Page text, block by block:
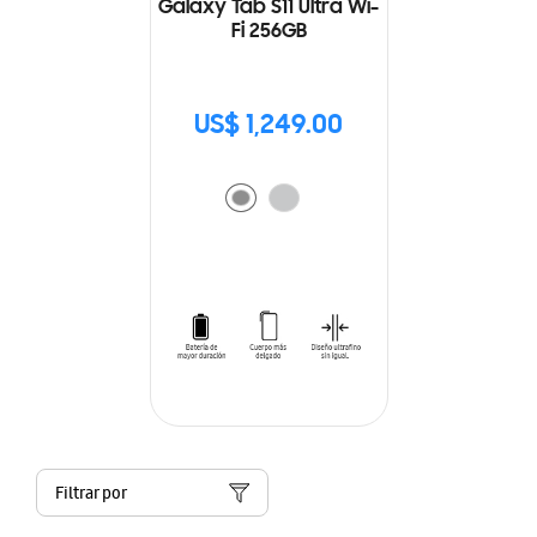
Galaxy Tab S11 Ultra Wi-
Fi 256GB
US$ 1,249.00
Filtrar por